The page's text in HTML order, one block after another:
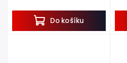
Do košíku
efektivně vymezit...